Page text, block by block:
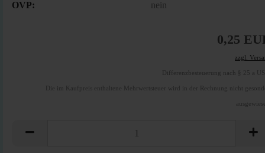
OVP:
nein
0,25
zzgl.
Differenzbesteuerung nach § 25 a
Die im Kaufpreis enthaltene Mehrwertsteuer wird in der Rechnung nicht